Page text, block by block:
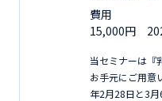
費用
15,000円
当セミナーは『
お手元にご用意
年2月28日と3